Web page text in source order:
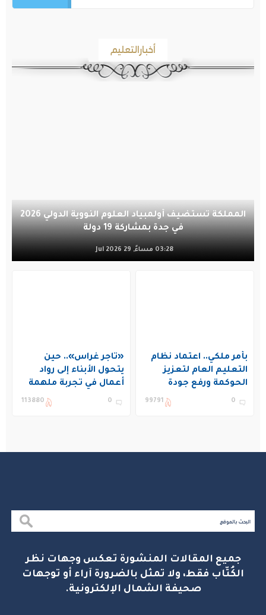
أخبارالتعليم
المملكة تستضيف أولمبياد العلوم النووية الدولي 2026
في جدة بمشاركة 19 دولة
03:28 مساءً, 29 Jul 2026
بأمر ملكي.. اعتماد نظام
التعليم العام لتعزيز
الحوكمة ورفع جودة
التعليم في المملكة
0
99791
«تاجر غراس».. حين
يتحول الأبناء إلى رواد
أعمال في تجربة ملهمة
بنادي غراس الصيفي
0
113880
جميع المقالات المنشورة تعكس وجهات نظر
الكُتّاب فقط، ولا تمثل بالضرورة آراء أو توجهات
صحيفة الشمال الإلكترونية.